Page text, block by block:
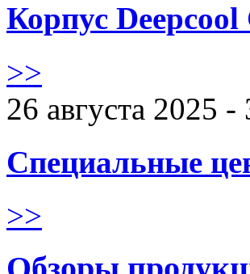
Корпус
>>
26 августа 2025
Специальные
>>